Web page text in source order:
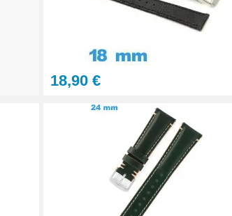
têtes
suisse professionnel BERGEON
Interchangeable
18,90 €